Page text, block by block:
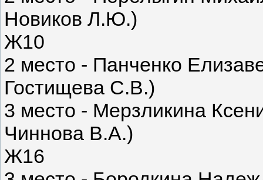
Новиков Л.Ю.)
Ж10
2 место - Панченко
Гостищева С.В.)
3 место - Мерзликина
Чиннова В.А.)
Ж16